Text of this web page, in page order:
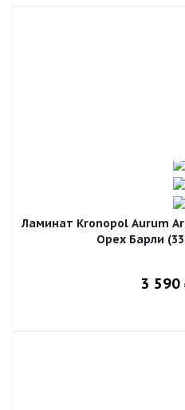
Ламинат Kronopol Aurum
Орех Барли
3 590